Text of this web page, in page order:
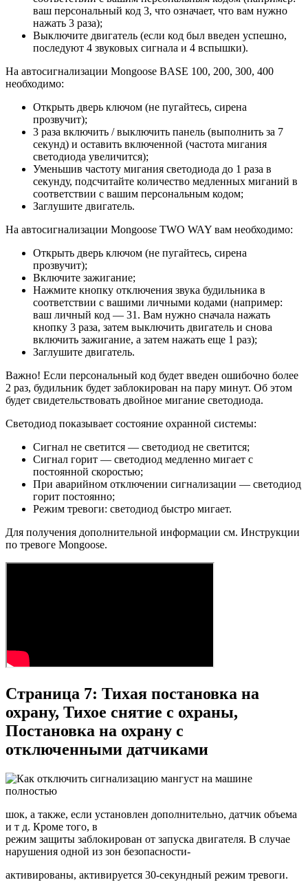
ваш персональный код 3, что означает, что вам нужно
нажать 3 раза);
Выключите двигатель (если код был введен успешно,
последуют 4 звуковых сигнала и 4 вспышки).
На автосигнализации Mongoose BASE 100, 200, 300, 400
необходимо:
Открыть дверь ключом (не пугайтесь, сирена
прозвучит);
3 раза включить / выключить панель (выполнить за 7
секунд) и оставить включенной (частота мигания
светодиода увеличится);
Уменьшив частоту мигания светодиода до 1 раза в
секунду, подсчитайте количество медленных миганий в
соответствии с вашим персональным кодом;
Заглушите двигатель.
На автосигнализации Mongoose TWO WAY вам необходимо:
Открыть дверь ключом (не пугайтесь, сирена
прозвучит);
Включите зажигание;
Нажмите кнопку отключения звука будильника в
соответствии с вашими личными кодами (например:
ваш личный код — 31. Вам нужно сначала нажать
кнопку 3 раза, затем выключить двигатель и снова
включить зажигание, а затем нажать еще 1 раз);
Заглушите двигатель.
Важно! Если персональный код будет введен ошибочно более
2 раз, будильник будет заблокирован на пару минут. Об этом
будет свидетельствовать двойное мигание светодиода.
Светодиод показывает состояние охранной системы:
Сигнал не светится — светодиод не светится;
Сигнал горит — светодиод медленно мигает с
постоянной скоростью;
При аварийном отключении сигнализации — светодиод
горит постоянно;
Режим тревоги: светодиод быстро мигает.
Для получения дополнительной информации см. Инструкции
по тревоге Mongoose.
Страница 7: Тихая постановка на
охрану, Тихое снятие с охраны,
Постановка на охрану с
отключенными датчиками
шок, а также, если установлен дополнительно, датчик объема
и т д. Кроме того, в
режим защиты заблокирован от запуска двигателя. В случае
нарушения одной из зон безопасности-
активированы, активируется 30-секундный режим тревоги.